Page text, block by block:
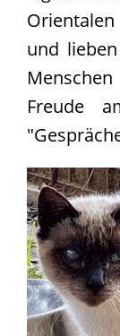
und
Freude